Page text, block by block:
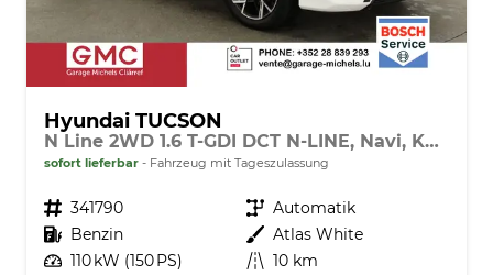
Hyundai TUCSON
N Line 2WD 1.6 T-GDI DCT N-LINE, Navi, Kamera, Side, Winter
sofort lieferbar Fahrzeug mit Tageszulassung
Fahrzeugnr. 341790 Getriebe Automatik
Kraftstoff Benzin Außenfarbe Atlas White
Leistung 110 kW (150 PS) Kilometerstand 10 km